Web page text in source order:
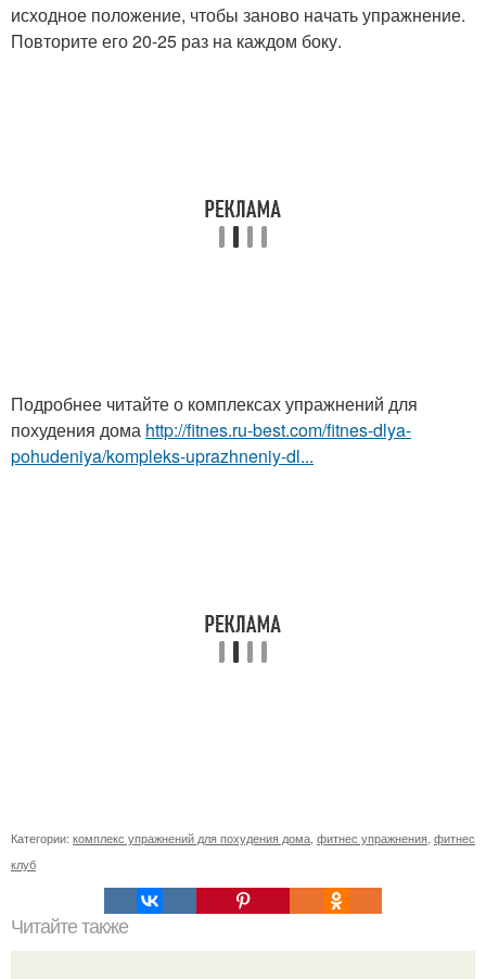
исходное положение, чтобы заново начать упражнение.
Повторите его 20-25 раз на каждом боку.
Подробнее читайте о комплексах упражнений для
похудения дома http://fitnes.ru-best.com/fitnes-dlya-
pohudeniya/kompleks-uprazhneniy-dl...
Категории: комплекс упражнений для похудения дома фитнес упражнения фитнес
клуб
Читайте также